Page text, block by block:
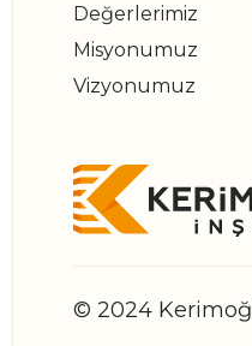
Değerlerimiz
Misyonumuz
Vizyonumuz
© 2024